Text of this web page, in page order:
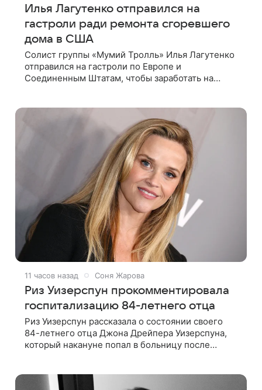
Илья Лагутенко отправился на
гастроли ради ремонта сгоревшего
дома в США
Солист группы «Мумий Тролль» Илья Лагутенко
отправился на гастроли по Европе и
Соединенным Штатам, чтобы заработать на
11 часов назад Соня Жарова
Риз Уизерспун прокомментировала
госпитализацию 84-летнего отца
Риз Уизерспун рассказала о состоянии своего
84-летнего отца Джона Дрейпера Уизерспуна,
который накануне попал в больницу после